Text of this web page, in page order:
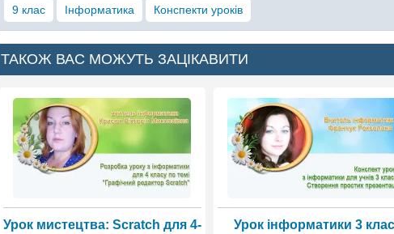
9 клас Інформатика Конспекти уроків
ТАКОЖ ВАС МОЖУТЬ ЗАЦІКАВИТИ
Урок мистецтва: Scratch для 4-
Урок інформатики 3